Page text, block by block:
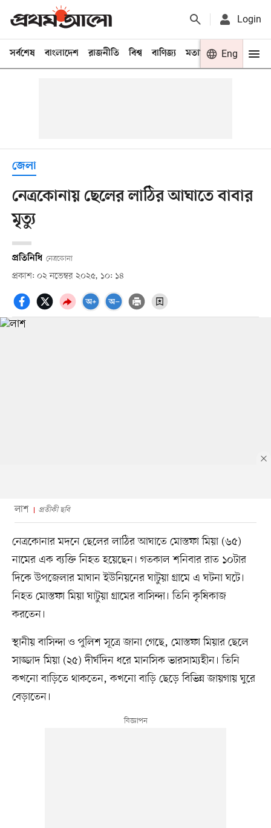
Login
সর্বশেষ বাংলাদেশ রাজনীতি বিশ্ব বাণিজ্য মতামত খেলা
Eng
জেলা
নেত্রকোনায় ছেলের লাঠির আঘাতে বাবার
মৃত্যু
প্রতিনিধি নেত্রকোনা
প্রকাশ: ০২ নভেম্বর ২০২৫, ১০: ১৪
লাশ প্রতীকী ছবি
নেত্রকোনার মদনে ছেলের লাঠির আঘাতে মোস্তফা মিয়া (৬৫)
নামের এক ব্যক্তি নিহত হয়েছেন। গতকাল শনিবার রাত ১০টার
দিকে উপজেলার মাঘান ইউনিয়নের ঘাটুয়া গ্রামে এ ঘটনা ঘটে।
নিহত মোস্তফা মিয়া ঘাটুয়া গ্রামের বাসিন্দা। তিনি কৃষিকাজ
করতেন।
স্থানীয় বাসিন্দা ও পুলিশ সূত্রে জানা গেছে, মোস্তফা মিয়ার ছেলে
সাজ্জাদ মিয়া (২৫) দীর্ঘদিন ধরে মানসিক ভারসাম্যহীন। তিনি
কখনো বাড়িতে থাকতেন, কখনো বাড়ি ছেড়ে বিভিন্ন জায়গায় ঘুরে
বেড়াতেন।